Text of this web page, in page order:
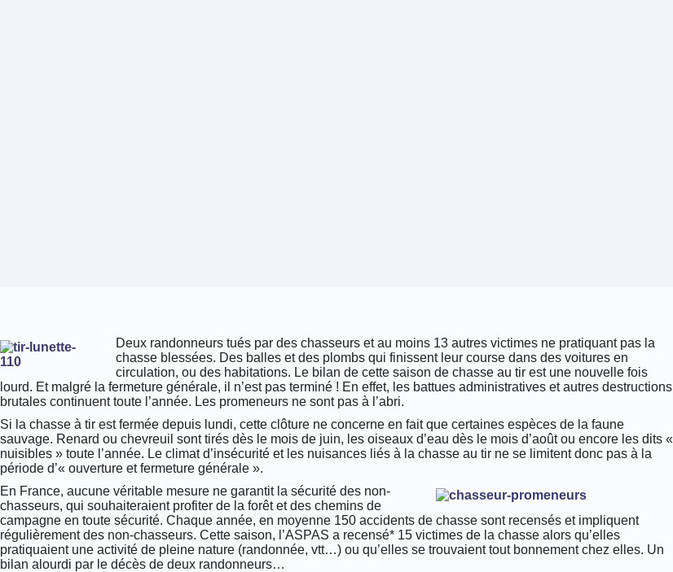
Deux randonneurs tués par des chasseurs et au moins 13 autres victimes ne pratiquant pas la
chasse blessées. Des balles et des plombs qui finissent leur course dans des voitures en
circulation, ou des habitations. Le bilan de cette saison de chasse au tir est une nouvelle fois
lourd. Et malgré la fermeture générale, il n’est pas terminé ! En effet, les battues administratives et autres destructions
brutales continuent toute l’année. Les promeneurs ne sont pas à l’abri.
Si la chasse à tir est fermée depuis lundi, cette clôture ne concerne en fait que certaines espèces de la faune
sauvage. Renard ou chevreuil sont tirés dès le mois de juin, les oiseaux d’eau dès le mois d’août ou encore les dits «
nuisibles » toute l’année. Le climat d’insécurité et les nuisances liés à la chasse au tir ne se limitent donc pas à la
période d’« ouverture et fermeture générale ».
En France, aucune véritable mesure ne garantit la sécurité des non-
chasseurs, qui souhaiteraient profiter de la forêt et des chemins de
campagne en toute sécurité. Chaque année, en moyenne 150 accidents de chasse sont recensés et impliquent
régulièrement des non-chasseurs. Cette saison, l’ASPAS a recensé* 15 victimes de la chasse alors qu’elles
pratiquaient une activité de pleine nature (randonnée, vtt…) ou qu’elles se trouvaient tout bonnement chez elles. Un
bilan alourdi par le décès de deux randonneurs…